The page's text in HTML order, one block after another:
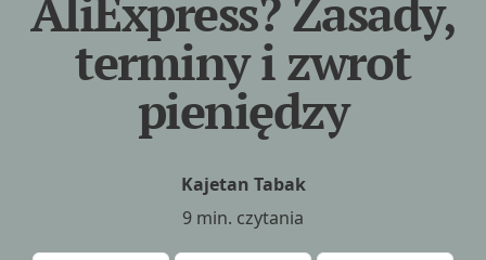
AliExpress? Zasady,
terminy i zwrot
pieniędzy
Kajetan Tabak
9 min. czytania